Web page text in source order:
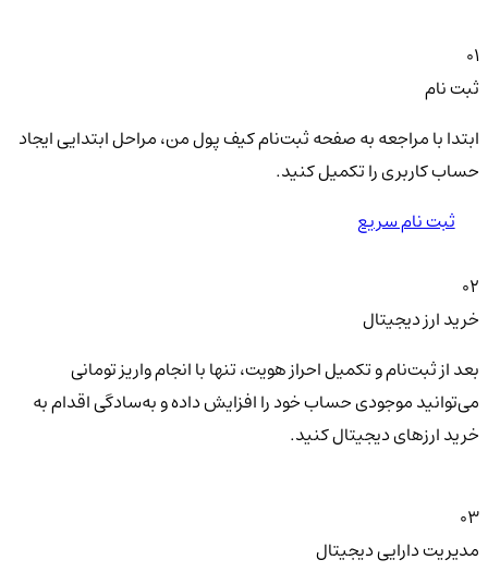
01
ثبت نام
ابتدا با مراجعه به صفحه ثبت‌نام کیف‌ پول من، مراحل ابتدایی ایجاد
حساب کاربری را تکمیل کنید.
ثبت نام سریع
02
خرید ارز دیجیتال
بعد از ثبت‌نام و تکمیل احراز هویت، تنها با انجام واریز تومانی
می‌توانید موجودی حساب خود را افزایش داده و به‌سادگی اقدام به
خرید ارزهای دیجیتال کنید.
03
مدیریت دارایی دیجیتال